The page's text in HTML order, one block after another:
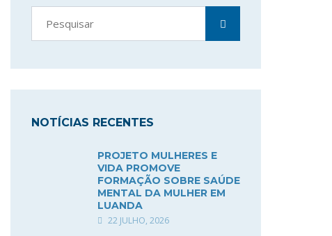
NOTÍCIAS RECENTES
PROJETO MULHERES E
VIDA PROMOVE
FORMAÇÃO SOBRE SAÚDE
MENTAL DA MULHER EM
LUANDA
22 JULHO, 2026